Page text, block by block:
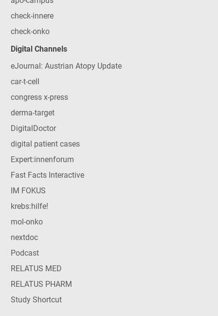
check-innere
check-onko
Digital Channels
eJournal: Austrian Atopy Update
car-t-cell
congress x-press
derma-target
DigitalDoctor
digital patient cases
Expert:innenforum
Fast Facts Interactive
IM FOKUS
krebs:hilfe!
mol-onko
nextdoc
Podcast
RELATUS MED
RELATUS PHARM
Study Shortcut